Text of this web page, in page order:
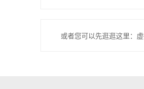
或者您可以先逛逛这里：